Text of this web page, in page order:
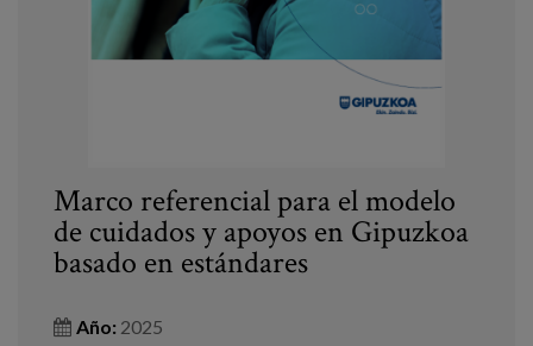
Marco referencial para el modelo
de cuidados y apoyos en Gipuzkoa
basado en estándares
Año: 2025